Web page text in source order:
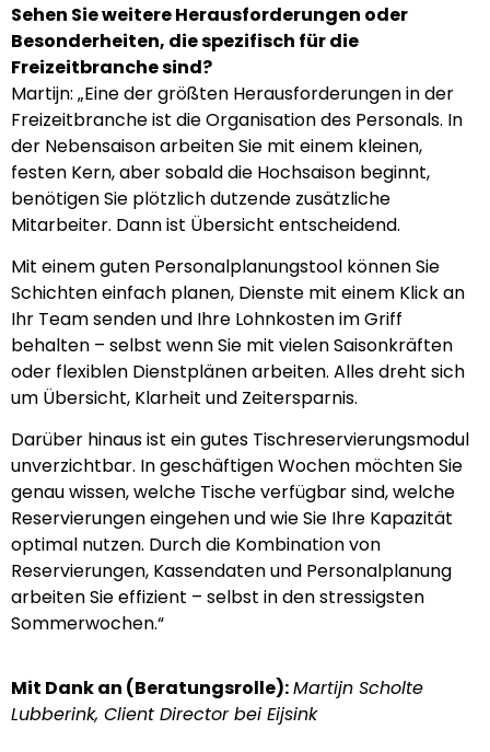
Sehen Sie weitere Herausforderungen oder
Besonderheiten, die spezifisch für die
Freizeitbranche sind?
Martijn: „Eine der größten Herausforderungen in der
Freizeitbranche ist die Organisation des Personals. In
der Nebensaison arbeiten Sie mit einem kleinen,
festen Kern, aber sobald die Hochsaison beginnt,
benötigen Sie plötzlich dutzende zusätzliche
Mitarbeiter. Dann ist Übersicht entscheidend.
Mit einem guten Personalplanungstool können Sie
Schichten einfach planen, Dienste mit einem Klick an
Ihr Team senden und Ihre Lohnkosten im Griff
behalten – selbst wenn Sie mit vielen Saisonkräften
oder flexiblen Dienstplänen arbeiten. Alles dreht sich
um Übersicht, Klarheit und Zeitersparnis.
Darüber hinaus ist ein gutes Tischreservierungsmodul
unverzichtbar. In geschäftigen Wochen möchten Sie
genau wissen, welche Tische verfügbar sind, welche
Reservierungen eingehen und wie Sie Ihre Kapazität
optimal nutzen. Durch die Kombination von
Reservierungen, Kassendaten und Personalplanung
arbeiten Sie effizient – selbst in den stressigsten
Sommerwochen.“
Mit Dank an (Beratungsrolle):Martijn Scholte
Lubberink, Client Director bei Eijsink